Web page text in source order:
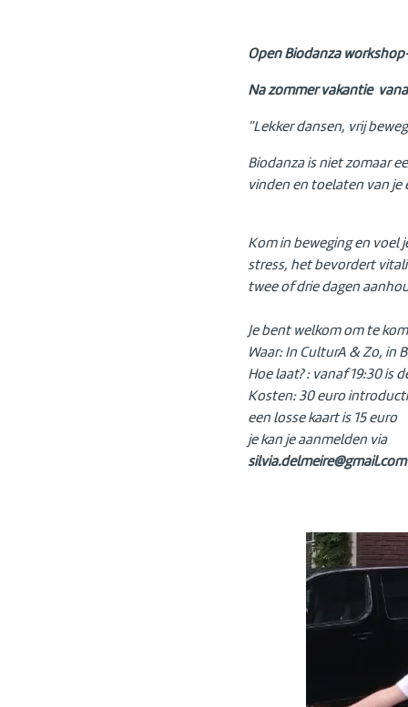
Open Biodanza
Na zommer vakantie
"Lekker dansen, vrij
Biodanza is niet zomaar
vinden en toelaten van je
Kom in beweging en voel
stress, het bevordert
twee of drie dagen
Je bent welkom om te
Waar: In CulturA & Zo, in
Hoe laat? : vanaf 19:30 is
Kosten: 30 euro
een losse kaart is 15 euro
je kan je aanmelden via
silvia.delmeire@gmail.com